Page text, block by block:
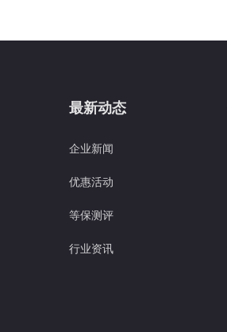
最新动态
企业新闻
优惠活动
等保测评
行业资讯